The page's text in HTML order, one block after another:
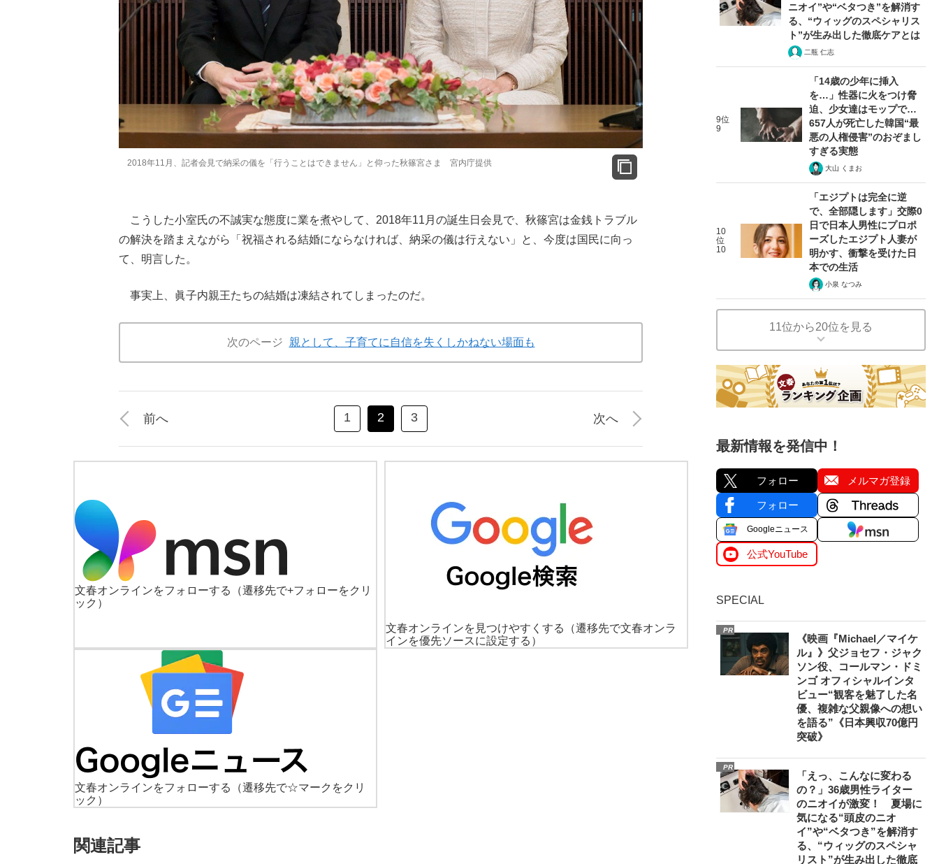
2018年11月、記者会見で納采の儀を「行うことはできません」と仰った秋篠宮さま 宮内庁提供
こうした小室氏の不誠実な態度に業を煮やして、2018年11月の誕生日会見で、秋篠宮は金銭トラブル
の解決を踏まえながら「祝福される結婚にならなければ、納采の儀は行えない」と、今度は国民に向っ
て、明言した。
事実上、眞子内親王たちの結婚は凍結されてしまったのだ。
次のページ 親として、子育てに自信を失くしかねない場面も
前へ 1 2 3 次へ
文春オンラインをフォローする
（遷移先で+フォローをクリ
ック）
文春オンラインを見つけやすくする
（遷移先で文春オンラ
インを優先ソースに設定する）
文春オンラインをフォローする
（遷移先で☆マークをクリ
ック）
関連記事
ニオイ”や“ベタつき”を解消す
る、“ウィッグのスペシャリス
ト”が生み出した徹底ケアとは
二瓶 仁志
9位
9
「14歳の少年に挿入
を…」性器に火をつけ脅
迫、少女達はモップで…
657人が死亡した韓国“最
悪の人権侵害”のおぞまし
すぎる実態
大山 くまお
10
位
10
「エジプトは完全に逆
で、全部隠します」交際0
日で日本人男性にプロポ
ーズしたエジプト人妻が
明かす、衝撃を受けた日
本での生活
小泉 なつみ
11位から20位を見る
最新情報を発信中！
フォロー メルマガ登録
フォロー
Googleニュース
公式YouTube
SPECIAL
PR
《映画『Michael／マイケ
ル』》父ジョセフ・ジャク
ソン役、コールマン・ドミ
ンゴ オフィシャルインタ
ビュー“観客を魅了した名
優、複雑な父親像への想い
を語る”《日本興収70億円
突破》
PR
「えっ、こんなに変わる
の？」36歳男性ライター
のニオイが激変！ 夏場に
気になる“頭皮のニオ
イ”や“ベタつき”を解消す
る、“ウィッグのスペシャ
リスト”が生み出した徹底